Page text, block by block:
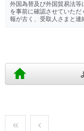
外国為替及び外国貿易法
を事前に確認させていた
報が古く、受取人さまと連